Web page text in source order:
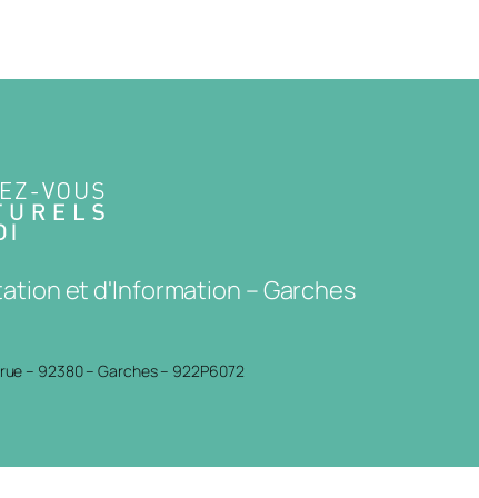
et d'Information – Garches
– 92380 – Garches – 922P6072